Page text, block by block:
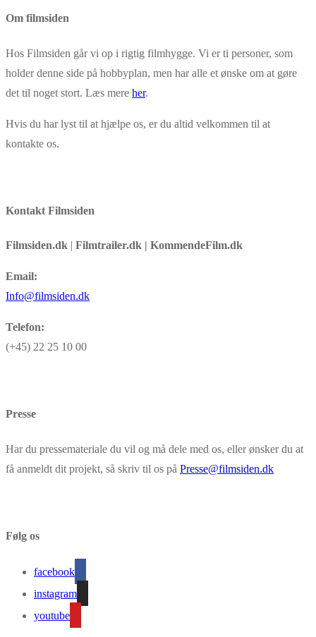
Om filmsiden
Hos Filmsiden går vi op i rigtig filmhygge. Vi er ti personer, som
holder denne side på hobbyplan, men har alle et ønske om at gøre
det til noget stort. Læs mere her.
Hvis du har lyst til at hjælpe os, er du altid velkommen til at
kontakte os.
Kontakt Filmsiden
Filmsiden.dk | Filmtrailer.dk | KommendeFilm.dk
Email:
Info@filmsiden.dk
Telefon:
(+45) 22 25 10 00
Presse
Har du pressemateriale du vil og må dele med os, eller ønsker du at
få anmeldt dit projekt, så skriv til os på Presse@filmsiden.dk
Følg os
facebook
instagram
youtube